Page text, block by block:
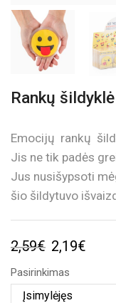
Rankų
Emocijų rankų
Jis ne tik padės
Jus nusišypsoti
šio šildytuvo
2,59€ Original
price
was:
2,19€
Pasirinkimas